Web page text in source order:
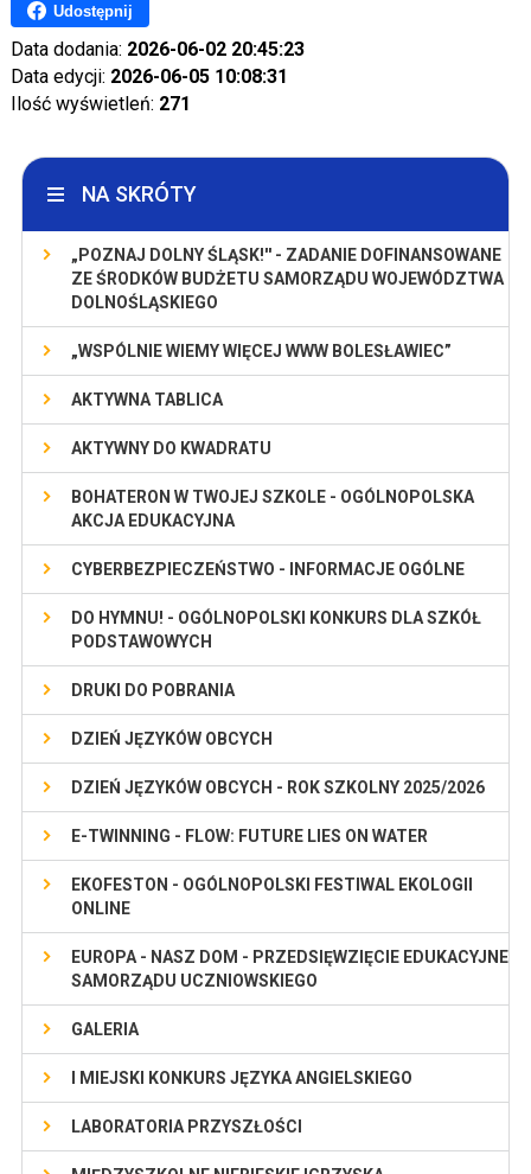
Udostępnij
Data dodania: 2026-06-02 20:45:23
Data edycji: 2026-06-05 10:08:31
Ilość wyświetleń: 271
NA SKRÓTY
„POZNAJ DOLNY ŚLĄSK!'' - ZADANIE DOFINANSOWANE
ZE ŚRODKÓW BUDŻETU SAMORZĄDU WOJEWÓDZTWA
DOLNOŚLĄSKIEGO
„WSPÓLNIE WIEMY WIĘCEJ WWW BOLESŁAWIEC”
AKTYWNA TABLICA
AKTYWNY DO KWADRATU
BOHATERON W TWOJEJ SZKOLE - OGÓLNOPOLSKA
AKCJA EDUKACYJNA
CYBERBEZPIECZEŃSTWO - INFORMACJE OGÓLNE
DO HYMNU! - OGÓLNOPOLSKI KONKURS DLA SZKÓŁ
PODSTAWOWYCH
DRUKI DO POBRANIA
DZIEŃ JĘZYKÓW OBCYCH
DZIEŃ JĘZYKÓW OBCYCH - ROK SZKOLNY 2025/2026
E-TWINNING - FLOW: FUTURE LIES ON WATER
EKOFESTON - OGÓLNOPOLSKI FESTIWAL EKOLOGII
ONLINE
EUROPA - NASZ DOM - PRZEDSIĘWZIĘCIE EDUKACYJNE
SAMORZĄDU UCZNIOWSKIEGO
GALERIA
I MIEJSKI KONKURS JĘZYKA ANGIELSKIEGO
LABORATORIA PRZYSZŁOŚCI